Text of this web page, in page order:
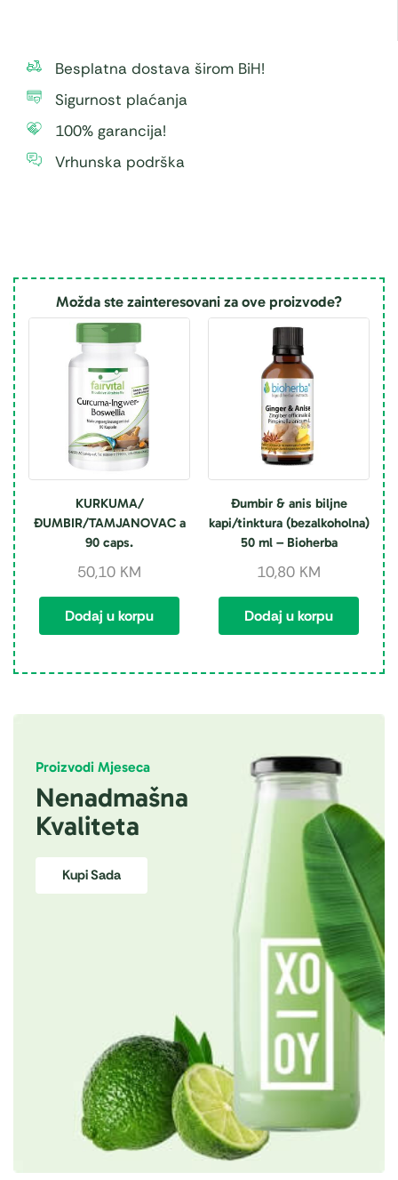
Besplatna dostava širom BiH!
Sigurnost plaćanja
100% garancija!
Vrhunska podrška
Možda ste zainteresovani za ove proizvode?
KURKUMA/
ĐUMBIR/TAMJANOVAC a
90 caps.
50,10 KM
Dodaj u korpu
Đumbir & anis biljne
kapi/tinktura (bezalkoholna)
50 ml – Bioherba
10,80 KM
Dodaj u korpu
Proizvodi Mjeseca
Nenadmašna
Kvaliteta
Kupi Sada